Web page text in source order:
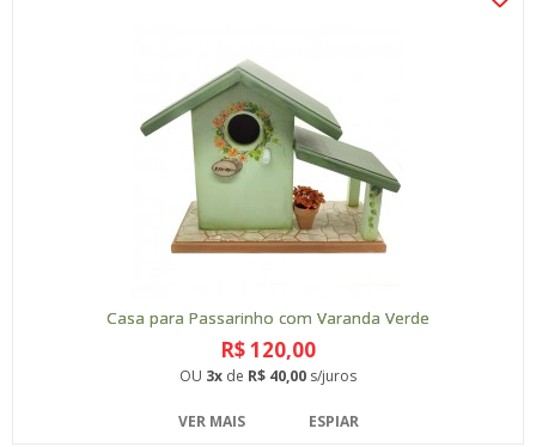
Casa para Passarinho com Varanda Verde
R$ 120,00
OU 3x de R$ 40,00 s/juros
VER MAIS ESPIAR